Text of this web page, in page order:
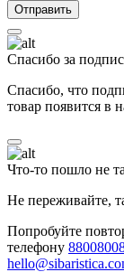
Спасибо за
Спасибо, что
товар появится в
Что-то пошло не
Не переживайте,
Попробуйте
телефону